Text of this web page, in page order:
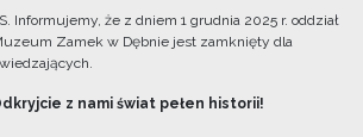
Informujemy, że z dniem 1 grudnia 2025 r. oddział
Zamek w Dębnie jest zamknięty dla
z nami świat pełen historii!